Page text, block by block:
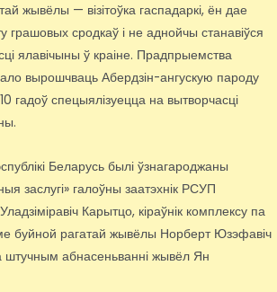
жывёлы — візітоўка гаспадаркі, ён дае
грашовых сродкаў і не аднойчы станавіўся
ялавічыны ў краіне. Прадпрыемства
вырошчваць Абердзін-ангускую пароду
гадоў спецыялізуецца на вытворчасці
Беларусь былі ўзнагароджаны
заслугі» галоўны заатэхнік РСУП
Карытцо, кіраўнік комплексу па
буйной рагатай жывёлы Норберт Юзэфавіч
штучным абнасеньванні жывёл Ян